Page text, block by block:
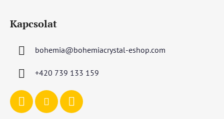
Kapcsolat
bohemia@bohemiacrystal-eshop.com
+420 739 133 159